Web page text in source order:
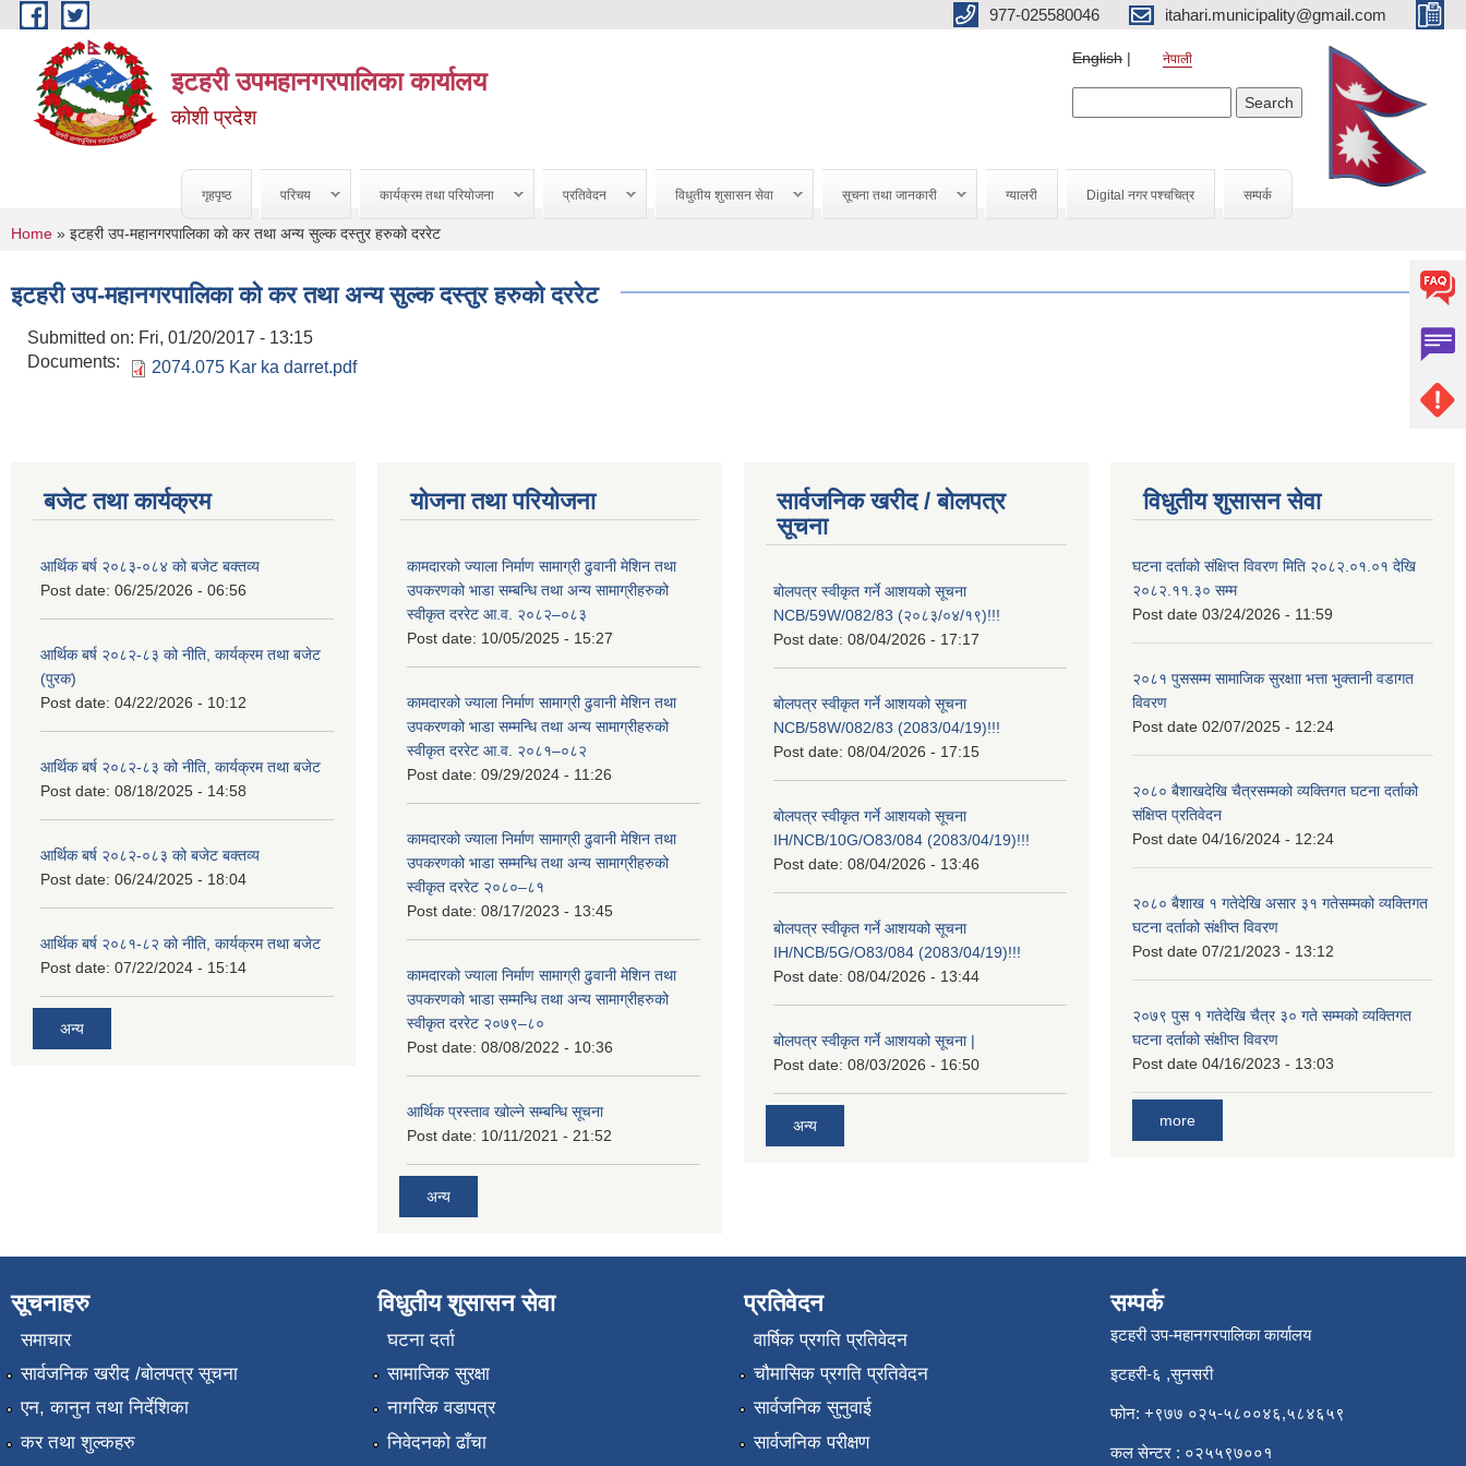
Skip to main content 977-025580046 itahari.municipality@gmail.com
इटहरी उपमहानगरपालिका कार्यालय
कोशी प्रदेश
English नेपाली
गृहपृष्ठ परिचय कार्यक्रम तथा परियोजना प्रतिवेदन विधुतीय शुसासन सेवा सूचना तथा जानकारी ग्यालरी Digital नगर पश्चचित्र सम्पर्क
You are here
Home » इटहरी उप-महानगरपालिका को कर तथा अन्य सुल्क दस्तुर हरुको दररेट
इटहरी उप-महानगरपालिका को कर तथा अन्य सुल्क दस्तुर हरुको दररेट
Submitted on: Fri, 01/20/2017 - 13:15
Documents:
2074.075 Kar ka darret.pdf
बजेट तथा कार्यक्रम
आर्थिक बर्ष २०८३-०८४ को बजेट बक्तव्य
Post date: 06/25/2026 - 06:56
आर्थिक बर्ष २०८२-८३ को नीति, कार्यक्रम तथा बजेट
(पुरक)
Post date: 04/22/2026 - 10:12
आर्थिक बर्ष २०८२-८३ को नीति, कार्यक्रम तथा बजेट
Post date: 08/18/2025 - 14:58
आर्थिक बर्ष २०८२-०८३ को बजेट बक्तव्य
Post date: 06/24/2025 - 18:04
आर्थिक बर्ष २०८१-८२ को नीति, कार्यक्रम तथा बजेट
Post date: 07/22/2024 - 15:14
अन्य
योजना तथा परियोजना
कामदारको ज्याला निर्माण सामाग्री ढुवानी मेशिन तथा
उपकरणको भाडा सम्बन्धि तथा अन्य सामाग्रीहरुको
स्वीकृत दररेट आ.व. २०८२–०८३
Post date: 10/05/2025 - 15:27
कामदारको ज्याला निर्माण सामाग्री ढुवानी मेशिन तथा
उपकरणको भाडा सम्मन्धि तथा अन्य सामाग्रीहरुको
स्वीकृत दररेट आ.व. २०८१–०८२
Post date: 09/29/2024 - 11:26
कामदारको ज्याला निर्माण सामाग्री ढुवानी मेशिन तथा
उपकरणको भाडा सम्मन्धि तथा अन्य सामाग्रीहरुको
स्वीकृत दररेट २०८०–८१
Post date: 08/17/2023 - 13:45
कामदारको ज्याला निर्माण सामाग्री ढुवानी मेशिन तथा
उपकरणको भाडा सम्मन्धि तथा अन्य सामाग्रीहरुको
स्वीकृत दररेट २०७९–८०
Post date: 08/08/2022 - 10:36
आर्थिक प्रस्ताव खोल्ने सम्बन्धि सूचना
Post date: 10/11/2021 - 21:52
अन्य
सार्वजनिक खरीद / बोलपत्र
सूचना
बोलपत्र स्वीकृत गर्ने आशयको सूचना
NCB/59W/082/83 (२०८३/०४/१९)!!!
Post date: 08/04/2026 - 17:17
बोलपत्र स्वीकृत गर्ने आशयको सूचना
NCB/58W/082/83 (2083/04/19)!!!
Post date: 08/04/2026 - 17:15
बोलपत्र स्वीकृत गर्ने आशयको सूचना
IH/NCB/10G/O83/084 (2083/04/19)!!!
Post date: 08/04/2026 - 13:46
बोलपत्र स्वीकृत गर्ने आशयको सूचना
IH/NCB/5G/O83/084 (2083/04/19)!!!
Post date: 08/04/2026 - 13:44
बोलपत्र स्वीकृत गर्ने आशयको सूचना |
Post date: 08/03/2026 - 16:50
अन्य
विधुतीय शुसासन सेवा
घटना दर्ताको संक्षिप्त विवरण मिति २०८२.०१.०१ देखि
२०८२.११.३० सम्म
Post date 03/24/2026 - 11:59
२०८१ पुससम्म सामाजिक सुरक्षाा भत्ता भुक्तानी वडागत
विवरण
Post date 02/07/2025 - 12:24
२०८० बैशाखदेखि चैत्रसम्मको व्यक्तिगत घटना दर्ताको
संक्षिप्त प्रतिवेदन
Post date 04/16/2024 - 12:24
२०८० बैशाख १ गतेदेखि असार ३१ गतेसम्मको व्यक्तिगत
घटना दर्ताको संक्षीप्त विवरण
Post date 07/21/2023 - 13:12
२०७९ पुस १ गतेदेखि चैत्र ३० गते सम्मको व्यक्तिगत
घटना दर्ताको संक्षीप्त विवरण
Post date 04/16/2023 - 13:03
more
सूचनाहरु
समाचार
सार्वजनिक खरीद /बोलपत्र सूचना
एन, कानुन तथा निर्देशिका
कर तथा शुल्कहरु
विधुतीय शुसासन सेवा
घटना दर्ता
सामाजिक सुरक्षा
नागरिक वडापत्र
निवेदनको ढाँचा
प्रतिवेदन
वार्षिक प्रगति प्रतिवेदन
चौमासिक प्रगति प्रतिवेदन
सार्वजनिक सुनुवाई
सार्वजनिक परीक्षण
सम्पर्क
इटहरी उप-महानगरपालिका कार्यालय
इटहरी-६ ,सुनसरी
फोन: +९७७ ०२५-५८००४६,५८४६५९
कल सेन्टर : ०२५५९७००१